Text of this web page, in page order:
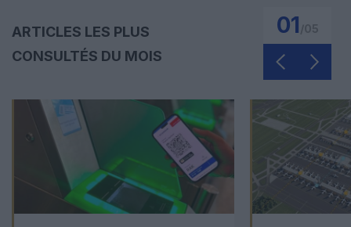
ARTICLES LES PLUS
CONSULTÉS DU MOIS
01